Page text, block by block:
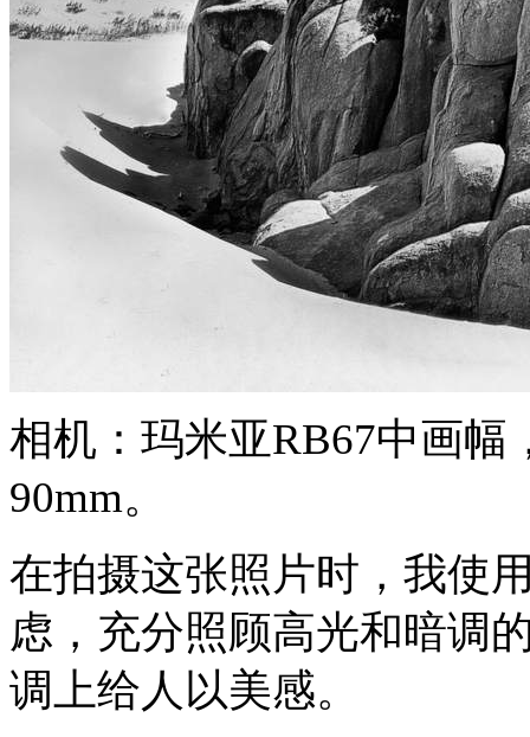
相机：玛米亚RB67中画幅
90mm。
在拍摄这张照片时，我使
虑，充分照顾高光和暗调
调上给人以美感。